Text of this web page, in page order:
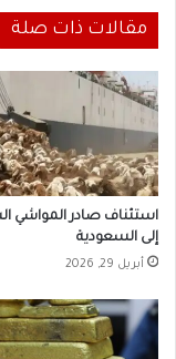
مقالات ذات صلة
استئناف صادر المواشي
إلى السعودية
أبريل 29, 2026